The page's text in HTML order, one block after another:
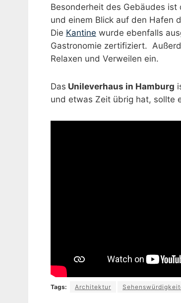
Besonderheit des Gebäudes
und einem Blick auf den Hafen
Die Kantine wurde ebenfalls
Gastronomie zertifiziert.
Relaxen und Verweilen ein.
Das Unileverhaus in Hamburg
und etwas Zeit übrig hat, sollte
Tags: Architektur